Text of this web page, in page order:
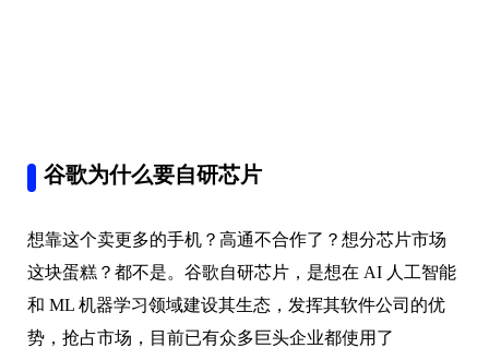
想靠这个卖更多的手机？高通不合作了？想分芯片市场
这块蛋糕？都不是。谷歌自研芯片，是想在 AI 人工智能
和 ML 机器学习领域建设其生态，发挥其软件公司的优